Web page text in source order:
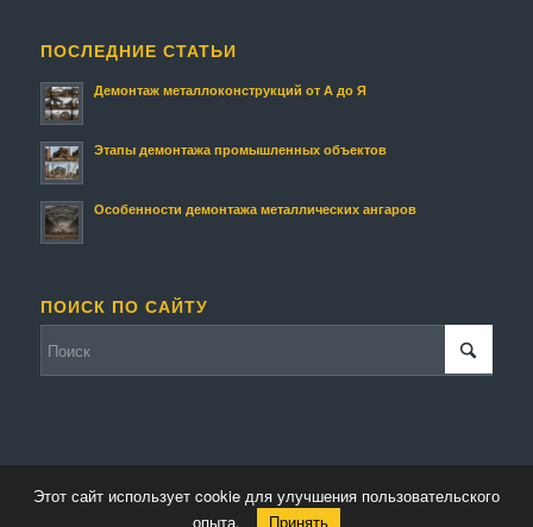
ПОСЛЕДНИЕ СТАТЬИ
Демонтаж металлоконструкций от А до Я
Этапы демонтажа промышленных объектов
Особенности демонтажа металлических ангаров
ПОИСК ПО САЙТУ
© Копирайт - Металлолом.Персональные данные-Enfold Theme by Kriesi
Этот сайт использует cookie для улучшения пользовательского
опыта.
Принять